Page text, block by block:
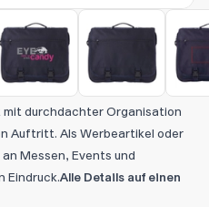
durchdachter Organisation
Auftritt. Als Werbeartikel oder
Messen, Events und
Eindruck.Alle Details auf einen